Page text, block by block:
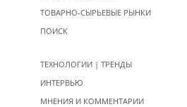
ТОВАРНО-СЫРЬЕВЫЕ РЫНКИ
ПОИСК
ТЕХНОЛОГИИ | ТРЕНДЫ
ИНТЕРВЬЮ
МНЕНИЯ И КОММЕНТАРИИ